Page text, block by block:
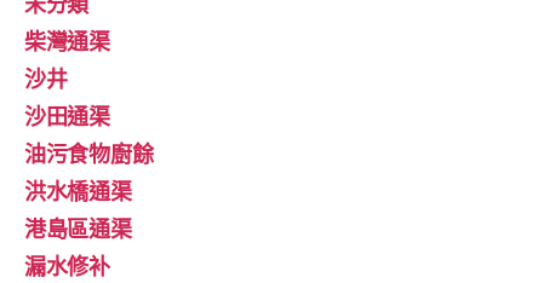
柴灣通渠
沙井
沙田通渠
油污食物廚餘
洪水橋通渠
港島區通渠
漏水修补